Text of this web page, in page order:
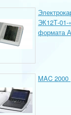
ЭК12Т-01-
формата
MAC 2000